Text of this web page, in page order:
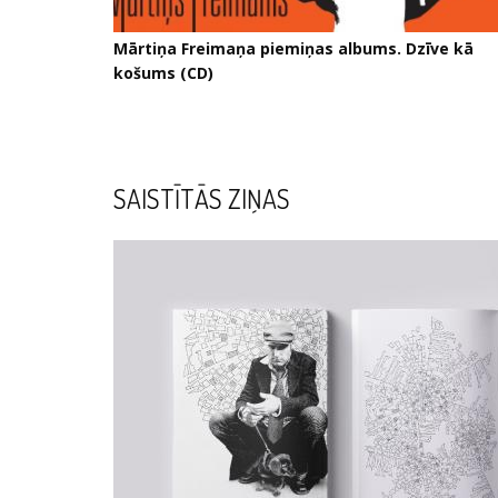
Mārtiņa Freimaņa piemiņas albums. Dzīve kā
košums (CD)
SAISTĪTĀS ZIŅAS